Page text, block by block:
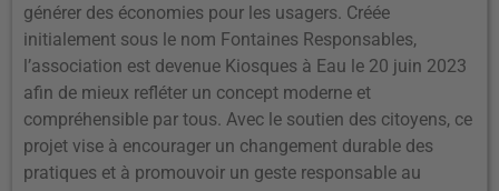
générer des économies pour les usagers. Créée
initialement sous le nom Fontaines Responsables,
l’association est devenue Kiosques à Eau le 20 juin 2023
afin de mieux refléter un concept moderne et
compréhensible par tous. Avec le soutien des citoyens, ce
projet vise à encourager un changement durable des
pratiques et à promouvoir un geste responsable au